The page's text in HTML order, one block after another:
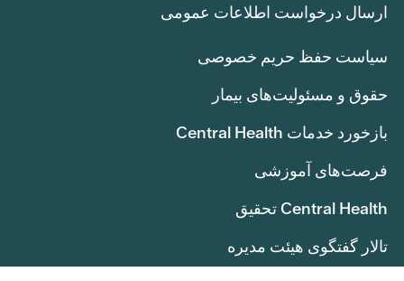
ارسال درخواست اطلاعات عمومی
سیاست حفظ حریم خصوصی
حقوق و مسئولیت‌های بیمار
بازخورد خدمات Central Health
فرصت‌های آموزشی
Central Health تحقیق
تالار گفتگوی هیئت مدیره